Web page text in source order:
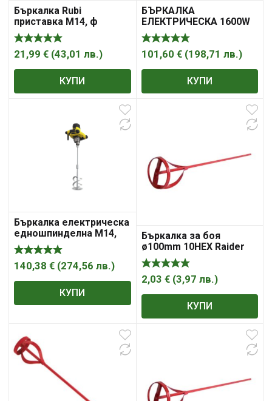
Бъркалка Rubi
приставка M14, ф
100х560 мм, M-100 R 3H
21,99 € (43,01 лв.)
КУПИ
БЪРКАЛКА
ЕЛЕКТРИЧЕСКА 1600W
DAEWOO DAEM1600
101,60 € (198,71 лв.)
КУПИ
Бъркалка електрическа
едношпинделна M14,
1600W Stanley FME 190
140,38 € (274,56 лв.)
КУПИ
Бъркалка за боя
ø100mm 10HEX Raider
2,03 € (3,97 лв.)
КУПИ